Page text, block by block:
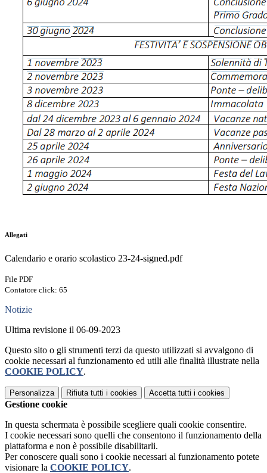
Allegati
Calendario e orario scolastico 23-24-signed.pdf
File PDF
Contatore click: 65
Notizie
Ultima revisione il 06-09-2023
Questo sito o gli strumenti terzi da questo utilizzati si avvalgono di
cookie necessari al funzionamento ed utili alle finalità illustrate nella
COOKIE POLICY.
Personalizza Rifiuta tutti i cookies Accetta tutti i cookies
Gestione cookie
In questa schermata è possibile scegliere quali cookie consentire.
I cookie necessari sono quelli che consentono il funzionamento della
piattaforma e non è possibile disabilitarli.
Per conoscere quali sono i cookie necessari al funzionamento potete
visionare la COOKIE POLICY.